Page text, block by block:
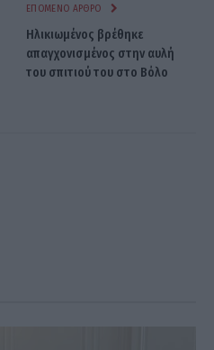
ΕΠΌΜΕΝΟ ΆΡΘΡΟ
Ηλικιωμένος βρέθηκε
απαγχονισμένος στην αυλή
του σπιτιού του στο Βόλο